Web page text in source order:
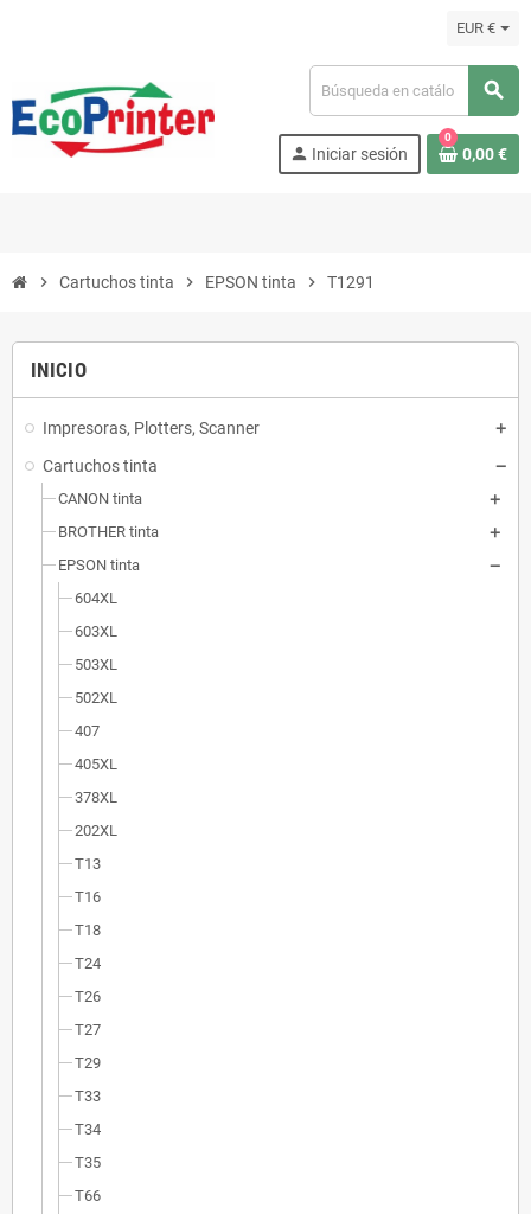
EUR €
search
person Iniciar sesión
0
0,00 €
chevron_right Cartuchos tinta chevron_right EPSON tinta chevron_right T1291
INICIO
Impresoras, Plotters, Scanner
Cartuchos tinta
CANON tinta
BROTHER tinta
EPSON tinta
604XL
603XL
503XL
502XL
407
405XL
378XL
202XL
T13
T16
T18
T24
T26
T27
T29
T33
T34
T35
T66